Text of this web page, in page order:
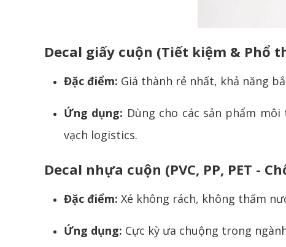
Decal giấy cuộn (Tiết kiệm & Phổ
Đặc điểm: Giá thành rẻ nhất, khả năng
Ứng dụng: Dùng cho các sản phẩm
vạch logistics.
Decal nhựa cuộn (PVC, PP, PET -
Đặc điểm: Xé không rách, không thấm
Ứng dụng: Cực kỳ ưa chuộng trong